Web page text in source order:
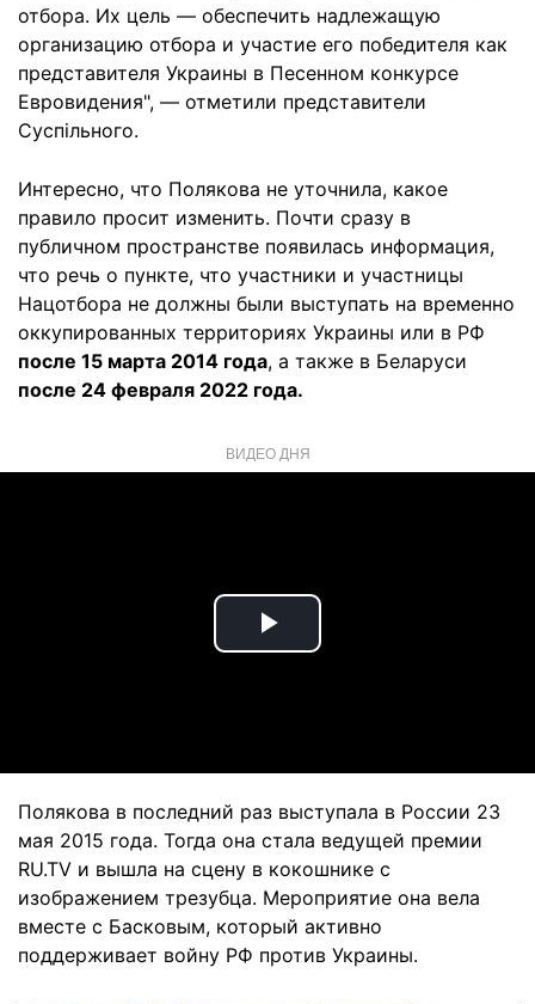
отбора. Их цель — обеспечить надлежащую
организацию отбора и участие его победителя как
представителя Украины в Песенном конкурсе
Евровидения", — отметили представители
Суспільного.
Интересно, что Полякова не уточнила, какое
правило просит изменить. Почти сразу в
публичном пространстве появилась информация,
что речь о пункте, что участники и участницы
Нацотбора не должны были выступать на временно
оккупированных территориях Украины или в РФ
после 15 марта 2014 года, а также в Беларуси
после 24 февраля 2022 года.
ВИДЕО ДНЯ
Play
Полякова в последний раз выступала в России 23
мая 2015 года. Тогда она стала ведущей премии
RU.TV и вышла на сцену в кокошнике с
изображением трезубца. Мероприятие она вела
вместе с Басковым, который активно
поддерживает войну РФ против Украины.